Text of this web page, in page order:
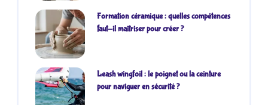
Formation céramique : quelles compétences
faut-il maîtriser pour créer ?
Leash wingfoil : le poignet ou la ceinture
pour naviguer en sécurité ?